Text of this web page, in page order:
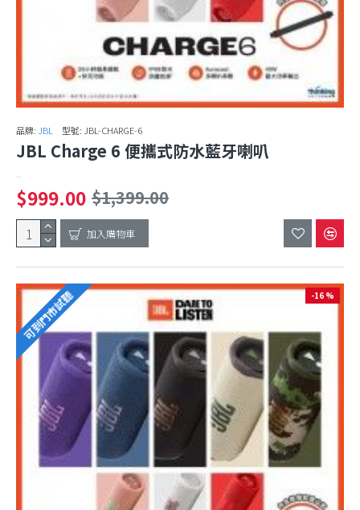
品牌: JBL 型號: JBL-CHARGE-6
JBL Charge 6 便攜式防水藍牙喇叭
..
$999.00 $1,399.00
加入購物車
可到門市試聽 -16 %